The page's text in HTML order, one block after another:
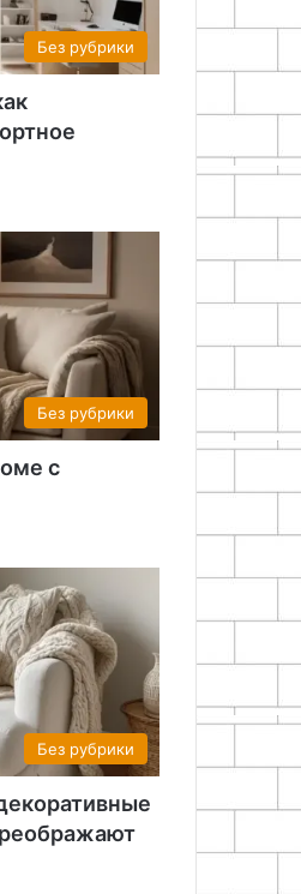
Без рубрики
Без рубрики
с
Без рубрики